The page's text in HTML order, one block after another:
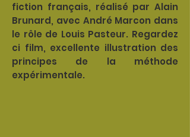
fiction français, réalisé par Alain
Brunard, avec André Marcon dans
le rôle de Louis Pasteur. Regardez
ci film, excellente illustration des
principes de la méthode
expérimentale.